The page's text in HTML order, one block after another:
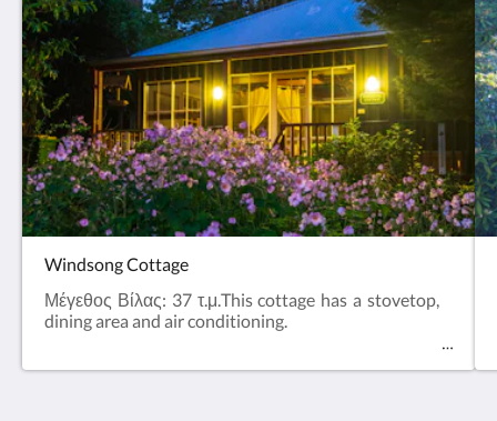
Windsong Cottage
Μέγεθος Βίλας: 37 τ.μ.This cottage has a stovetop,
dining area and air conditioning.